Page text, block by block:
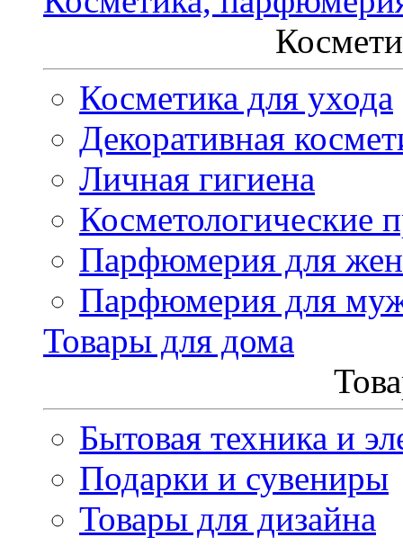
Косметика для ухода
Декоративная
Личная гигиена
Косметологические
Парфюмерия для
Парфюмерия для
Товары для дома
Бытовая техника и
Подарки и сувениры
Товары для дизайна